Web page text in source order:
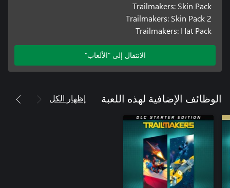
Trailmakers: Skin Pack
Trailmakers: Skin Pack 2
Trailmakers: Hat Pack
الانتقال إلى "الألعاب"
الوظائف الإضافية لهذه اللعبة إظهار الكل